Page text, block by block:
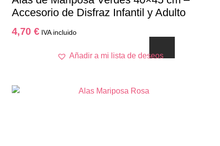
Accesorio de Disfraz Infantil y Adulto
4,70 € IVA incluido
Añadir a mi lista de deseos